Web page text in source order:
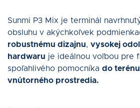
Sunmi P3 Mix je terminál
obsluhu v akýchkoľvek
robustnému dizajnu, vysokej
hardwaru je ideálnou voľbou pre
spoľahlivého pomocníka do terénu
vnútorného prostredia.